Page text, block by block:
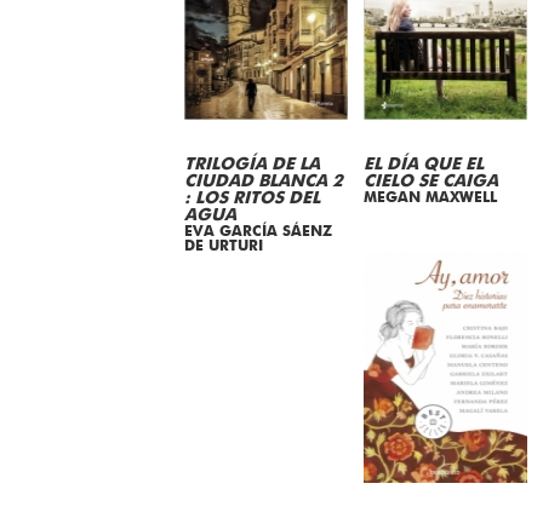
TRILOGÍA DE LA
CIUDAD BLANCA 2
: LOS RITOS DEL
AGUA
EVA GARCÍA SÁENZ
DE URTURI
EL DÍA QUE EL
CIELO SE CAIGA
MEGAN MAXWELL